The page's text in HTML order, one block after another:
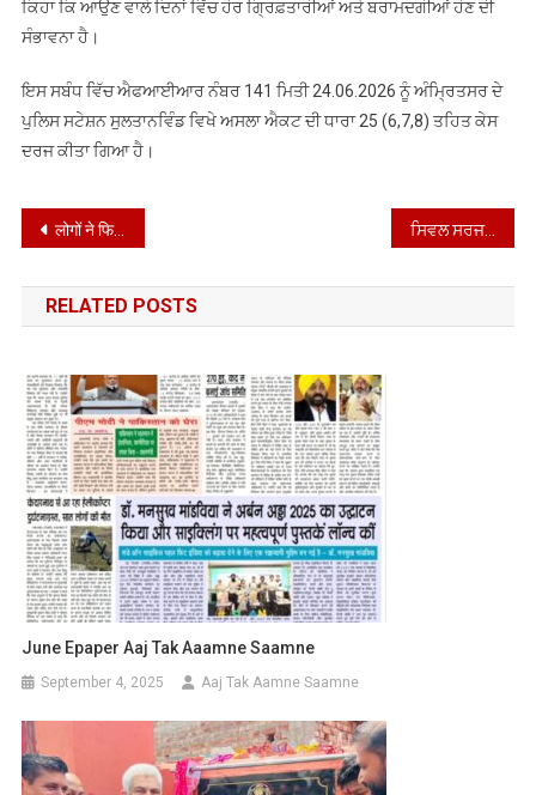
ਕਿਹਾ ਕਿ ਆਉਣ ਵਾਲੇ ਦਿਨਾਂ ਵਿੱਚ ਹੋਰ ਗ੍ਰਿਫ਼ਤਾਰੀਆਂ ਅਤੇ ਬਰਾਮਦਗੀਆਂ ਹੋਣ ਦੀ
ਸੰਭਾਵਨਾ ਹੈ।
ਇਸ ਸਬੰਧ ਵਿੱਚ ਐਫਆਈਆਰ ਨੰਬਰ 141 ਮਿਤੀ 24.06.2026 ਨੂੰ ਅੰਮ੍ਰਿਤਸਰ ਦੇ
ਪੁਲਿਸ ਸਟੇਸ਼ਨ ਸੁਲਤਾਨਵਿੰਡ ਵਿਖੇ ਅਸਲਾ ਐਕਟ ਦੀ ਧਾਰਾ 25 (6,7,8) ਤਹਿਤ ਕੇਸ
ਦਰਜ ਕੀਤਾ ਗਿਆ ਹੈ।
Post
navigation
लोगों ने फिर से आम आदमी पार्टी की सरकार लाने का मन बना लिया है : ब्रम शंकर जिंपा ਸਿਵਲ ਸਰਜਨ ਦਫ਼ਤਰ ਫ਼ਿਰੋਜ਼ਪੁਰ ਵਿਖੇ ਮਾਤਰੀ ਮੌਤ ਦਰ ਘਟਾਉਣ ਸਬੰਧੀ ਹੋਈ ਮੀਟਿੰਗ
RELATED POSTS
June Epaper Aaj Tak Aaamne Saamne
September 4, 2025 Aaj Tak Aamne Saamne